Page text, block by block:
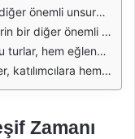
lezzetleri tanıtmak için yerel restoranlar ve pazarlar ile işbirliği yaparak, katılımcılara unutulmaz bir gastronomik deneyim sunuyor.
biriktirilmesine olanak tanıyor. Ayrıca, grup dinamikleri sayesinde katılımcılar, daha fazla bilgi ve deneyim paylaşma şansı buluyorlar.
Ata Tur, çocuklar için özel aktiviteler düzenleyerek, her yaş grubuna hitap eden bir deneyim yaratıyor.
için harika bir seçenek. Akhisar, bu keşifler sayesinde, ziyaretçilere zengin ve çeşitli bir deneyim sunmaya devam ediyor.
Zamanı